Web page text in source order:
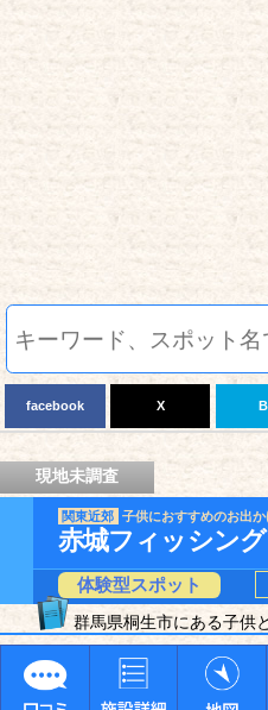
facebook X
現地未調査
関東近郊 子供におすすめのお出か
赤城フィッシン
体験型スポット
群馬県桐生市にある子供